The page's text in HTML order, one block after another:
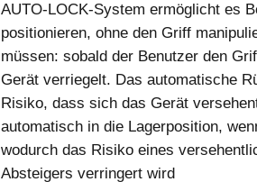
AUTO-LOCK-System ermöglicht es
positionieren, ohne den Griff
müssen: sobald der Benutzer den
Gerät verriegelt. Das automatische
Risiko, dass sich das Gerät
automatisch in die Lagerposition,
wodurch das Risiko eines
Absteigers verringert wird